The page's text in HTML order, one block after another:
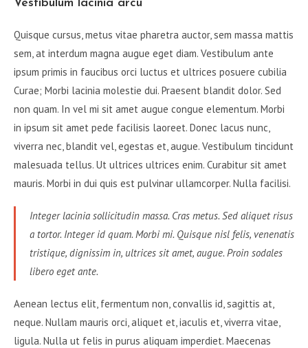
Vestibulum lacinia arcu
Quisque cursus, metus vitae pharetra auctor, sem massa mattis
sem, at interdum magna augue eget diam. Vestibulum ante
ipsum primis in faucibus orci luctus et ultrices posuere cubilia
Curae; Morbi lacinia molestie dui. Praesent blandit dolor. Sed
non quam. In vel mi sit amet augue congue elementum. Morbi
in ipsum sit amet pede facilisis laoreet. Donec lacus nunc,
viverra nec, blandit vel, egestas et, augue. Vestibulum tincidunt
malesuada tellus. Ut ultrices ultrices enim. Curabitur sit amet
mauris. Morbi in dui quis est pulvinar ullamcorper. Nulla facilisi.
Integer lacinia sollicitudin massa. Cras metus. Sed aliquet risus
a tortor. Integer id quam. Morbi mi. Quisque nisl felis, venenatis
tristique, dignissim in, ultrices sit amet, augue. Proin sodales
libero eget ante.
Aenean lectus elit, fermentum non, convallis id, sagittis at,
neque. Nullam mauris orci, aliquet et, iaculis et, viverra vitae,
ligula. Nulla ut felis in purus aliquam imperdiet. Maecenas